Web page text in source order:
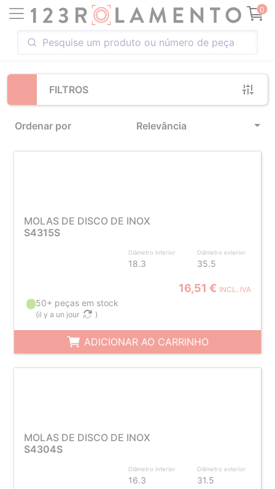
0
FILTROS
Ordenar por Relevância
Loading...
MOLAS DE DISCO DE INOX
S4315S
Diâmetro interior
18.3
Diâmetro exterior
35.5
16,51 € INCL. IVA
50+ peças em stock
(il y a un jour )
ADICIONAR AO CARRINHO
MOLAS DE DISCO DE INOX
S4304S
Diâmetro interior
16.3
Diâmetro exterior
31.5